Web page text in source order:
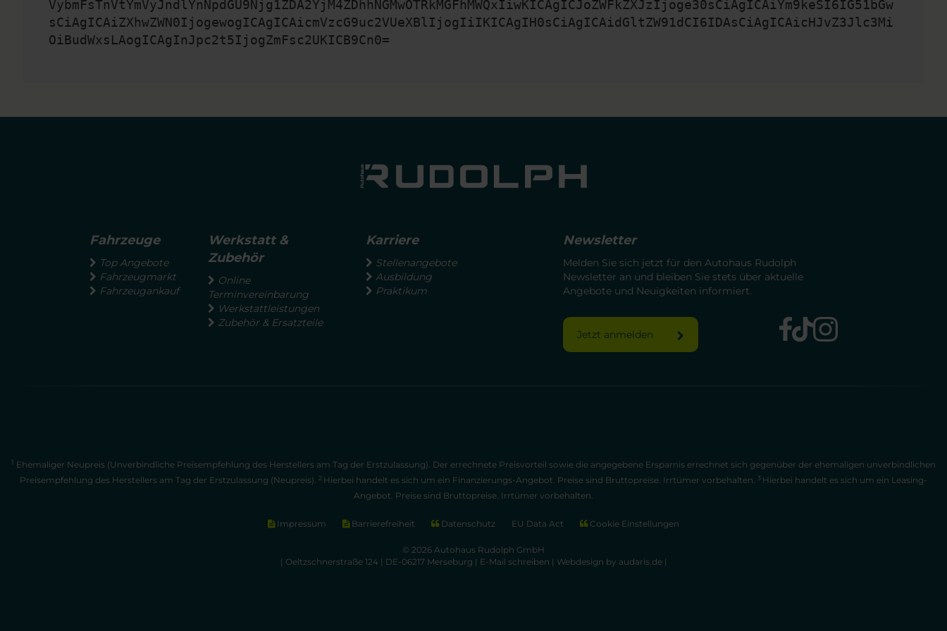
VybmFsTnVtYmVyJndlYnNpdGU9Njg1ZDA2YjM4ZDhhNGMwOTRkMGFhMWQxIiwKICAgICJoZWFkZXJzIjoge30sCiAgICAiYm9keSI6IG51bGw
sCiAgICAiZXhwZWN0IjogewogICAgICAicmVzcG9uc2VUeXBlIjogIiIKICAgIH0sCiAgICAidGltZW91dCI6IDAsCiAgICAicHJvZ3Jlc3Mi
OiBudWxsLAogICAgInJpc2t5IjogZmFsc2UKICB9Cn0=
Fahrzeuge
Top Angebote
Fahrzeugmarkt
Fahrzeugankauf
Werkstatt &
Zubehör
Online
Terminvereinbarung
Werkstattleistungen
Zubehör & Ersatzteile
Karriere
Stellenangebote
Ausbildung
Praktikum
Newsletter
Melden Sie sich jetzt für den Autohaus Rudolph
Newsletter an und bleiben Sie stets über aktuelle
Angebote und Neuigkeiten informiert.
Jetzt anmelden
1 Ehemaliger Neupreis (Unverbindliche Preisempfehlung des Herstellers am Tag der Erstzulassung). Der errechnete Preisvorteil sowie die angegebene Ersparnis errechnet sich gegenüber der ehemaligen unverbindlichen
Preisempfehlung des Herstellers am Tag der Erstzulassung (Neupreis). 2 Hierbei handelt es sich um ein Finanzierungs-Angebot. Preise sind Bruttopreise. Irrtümer vorbehalten. 3 Hierbei handelt es sich um ein Leasing-
Angebot. Preise sind Bruttopreise. Irrtümer vorbehalten.
Impressum Barrierefreiheit Datenschutz EU Data Act Cookie Einstellungen
© 2026 Autohaus Rudolph GmbH
| Oeltzschnerstraße 124 | DE-06217 Merseburg | E-Mail schreiben | Webdesign by audaris.de|